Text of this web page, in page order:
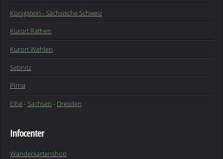
Königstein - Sächsische Schweiz
Kurort Rathen
Kurort Wehlen
Sebnitz
Pirna
Elbe-Sachsen - Dresden
Infocenter
Wanderkartenshop